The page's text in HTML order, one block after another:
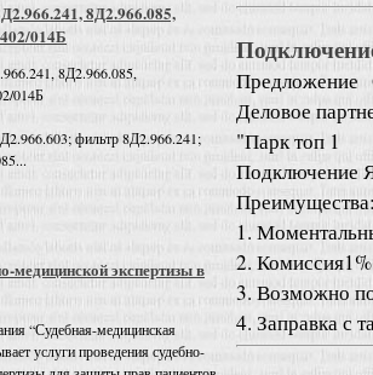
8Д2.966.085,
014Б
8Д2.966.085,
014Б
фильтр 8Д2.966.241;
медицинской экспертизы в
“Судебная-медицинская
услуги проведения судебно-
Предложение
Деловое
"Парк топ 1
Подключение
1.
2. Комиссия1%
3. Возможно
4. Заправка с